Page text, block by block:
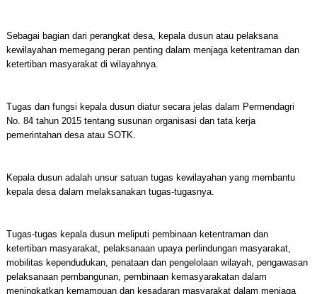
Sebagai bagian dari perangkat desa, kepala dusun atau pelaksana
kewilayahan memegang peran penting dalam menjaga ketentraman dan
ketertiban masyarakat di wilayahnya.
Tugas dan fungsi kepala dusun diatur secara jelas dalam Permendagri
No. 84 tahun 2015 tentang susunan organisasi dan tata kerja
pemerintahan desa atau SOTK.
Kepala dusun adalah unsur satuan tugas kewilayahan yang membantu
kepala desa dalam melaksanakan tugas-tugasnya.
Tugas-tugas kepala dusun meliputi pembinaan ketentraman dan
ketertiban masyarakat, pelaksanaan upaya perlindungan masyarakat,
mobilitas kependudukan, penataan dan pengelolaan wilayah, pengawasan
pelaksanaan pembangunan, pembinaan kemasyarakatan dalam
meningkatkan kemampuan dan kesadaran masyarakat dalam menjaga